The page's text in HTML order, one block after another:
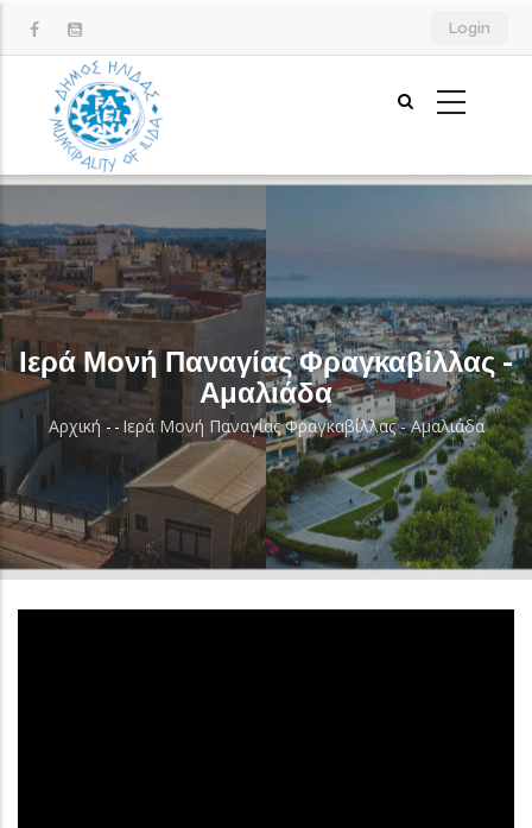
προς
περιεχόμενο
Login
Ιερά Μονή Παναγίας Φραγκαβίλλας -
Αμαλιάδα
Breadcrumb
Αρχική - - Ιερά Μονή Παναγίας Φραγκαβίλλας - Αμαλιάδα